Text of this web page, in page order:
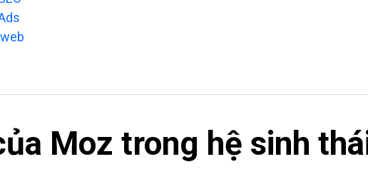
Moz trong hệ sinh